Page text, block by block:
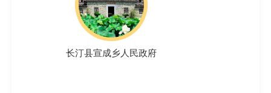
长汀县宣成乡人民政府